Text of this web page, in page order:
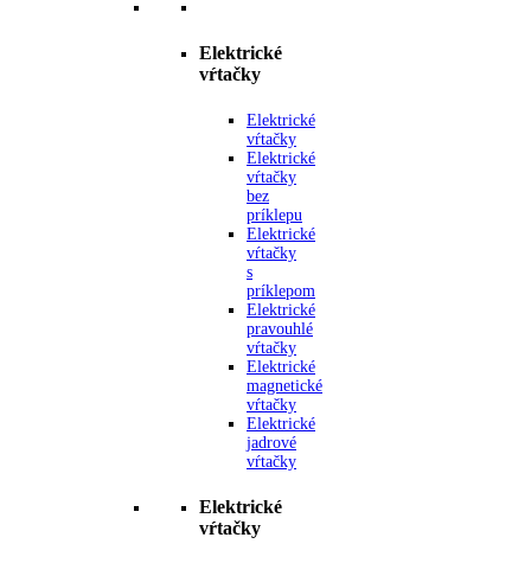
Elektrické
vŕtačky
Elektrické
vŕtačky
Elektrické
vŕtačky
bez
príklepu
Elektrické
vŕtačky
s
príklepom
Elektrické
pravouhlé
vŕtačky
Elektrické
magnetické
vŕtačky
Elektrické
jadrové
vŕtačky
Elektrické
vŕtačky